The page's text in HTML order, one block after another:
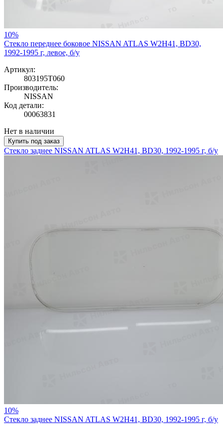
10%
Стекло переднее боковое NISSAN ATLAS W2H41, BD30,
1992-1995 г, левое, б/у
Артикул:
803195T060
Производитель:
NISSAN
Код детали:
00063831
Нет в наличии
Купить под заказ
Стекло заднее NISSAN ATLAS W2H41, BD30, 1992-1995 г, б/у
10%
Стекло заднее NISSAN ATLAS W2H41, BD30, 1992-1995 г, б/у